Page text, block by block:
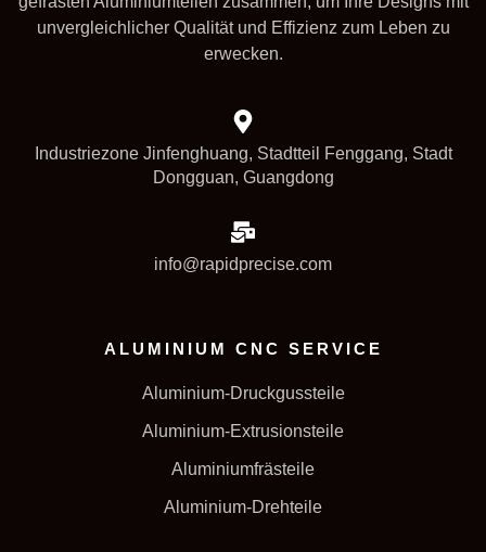
unvergleichlicher Qualität und Effizienz zum Leben zu
erwecken.
Industriezone Jinfenghuang, Stadtteil Fenggang, Stadt
Dongguan, Guangdong
info@rapidprecise.com
ALUMINIUM CNC SERVICE
Aluminium-Druckgussteile
Aluminium-Extrusionsteile
Aluminiumfrästeile
Aluminium-Drehteile